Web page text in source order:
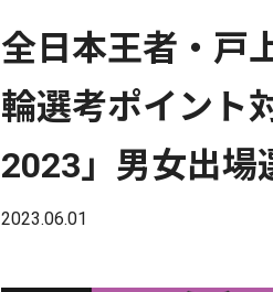
全日本王者・戸
輪選考ポイント
2023」男女出場
2023.06.01